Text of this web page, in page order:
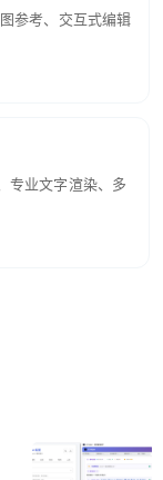
参考、交互式编辑
专业文字渲染、多